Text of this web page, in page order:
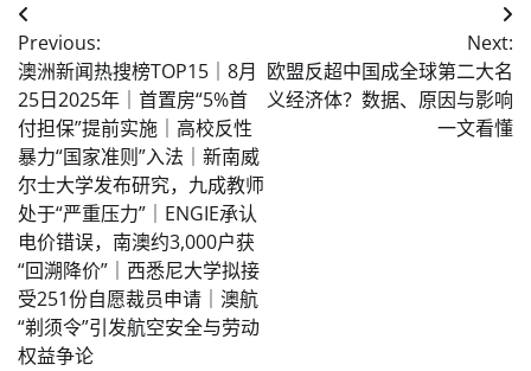
Post
navigation
Previous:
澳洲新闻热搜榜TOP15｜8月
25日2025年｜首置房“5%首
付担保”提前实施｜高校反性
暴力“国家准则”入法｜新南威
尔士大学发布研究，九成教师
处于“严重压力”｜ENGIE承认
电价错误，南澳约3,000户获
“回溯降价”｜西悉尼大学拟接
受251份自愿裁员申请｜澳航
“剃须令”引发航空安全与劳动
权益争论
Next:
欧盟反超中国成全球第二大名
义经济体？数据、原因与影响
一文看懂